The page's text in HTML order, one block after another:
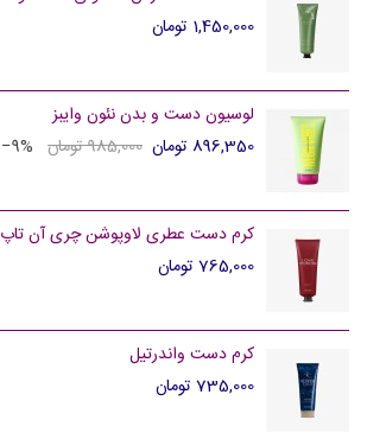
1,450,000 تومان
لوسیون دست و بدن نئون وایبز
896,350 تومان
985,000 تومان ‎−9%
کرم دست عطری لاوپوشن چری آن تاپ
765,000 تومان
کرم دست واندرتیل
735,000 تومان